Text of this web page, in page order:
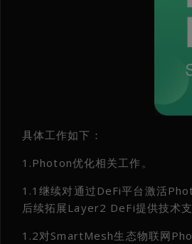
具体工作如下：
1.Photon优化相关工作。
1.1继续对通过DeFi平台激活
后续拓展Layer2 DeFi提供技术支
1.2对SmartMesh生态物联网